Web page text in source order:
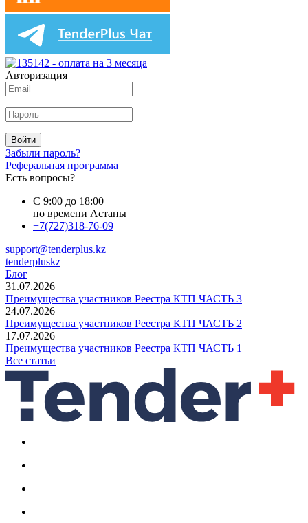
Авторизация
Войти
Забыли пароль?
Реферальная программа
Есть вопросы?
С 9:00 до 18:00
по времени Астаны
+7(727)318-76-09
support@tenderplus.kz
tenderpluskz
Блог
31.07.2026
Преимущества участников Реестра КТП ЧАСТЬ 3
24.07.2026
Преимущества участников Реестра КТП ЧАСТЬ 2
17.07.2026
Преимущества участников Реестра КТП ЧАСТЬ 1
Все статьи